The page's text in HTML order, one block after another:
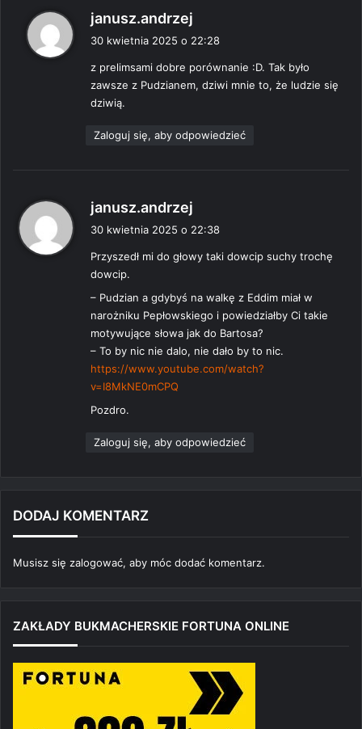
janusz.andrzej
z
e
30 kwietnia 2025 o 22:28
z prelimsami dobre porównanie :D. Tak było
zawsze z Pudzianem, dziwi mnie to, że ludzie się
dziwią.
Zaloguj się, aby odpowiedzieć
janusz.andrzej
z
:
30 kwietnia 2025 o 22:38
Przyszedł mi do głowy taki dowcip suchy trochę
dowcip.
– Pudzian a gdybyś na walkę z Eddim miał w
narożniku Pepłowskiego i powiedziałby Ci takie
motywujące słowa jak do Bartosa?
– To by nic nie dalo, nie dało by to nic.
https://www.youtube.com/watch?
v=I8MkNE0mCPQ
Pozdro.
Zaloguj się, aby odpowiedzieć
DODAJ KOMENTARZ
Musisz się zalogować, aby móc dodać komentarz.
ZAKŁADY BUKMACHERSKIE FORTUNA ONLINE